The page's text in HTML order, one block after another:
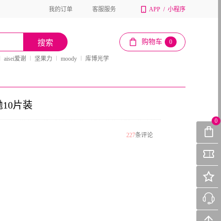
我的订单 客服服务 APP / 小程序
搜索
aisei爱谢 坚果力 moody 库博光学
购物车 0
0
片装
227条评论